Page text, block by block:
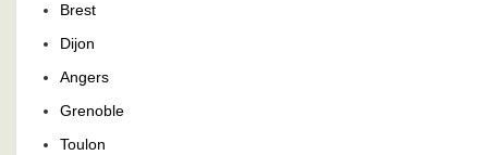
Brest
Dijon
Angers
Grenoble
Toulon